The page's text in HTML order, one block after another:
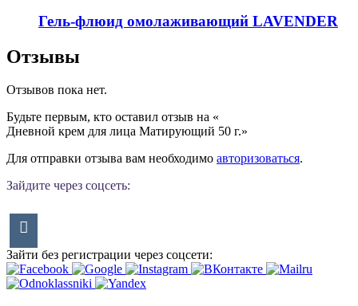
Гель-флюид омолаживающий LAVENDER
Отзывы
Отзывов пока нет.
Будьте первым, кто оставил отзыв на «
Дневной крем для лица Матирующий 50 г.»
Для отправки отзыва вам необходимо авторизоваться.
Зайдите через соцсеть:
Зайти без регистрации через соцсети: